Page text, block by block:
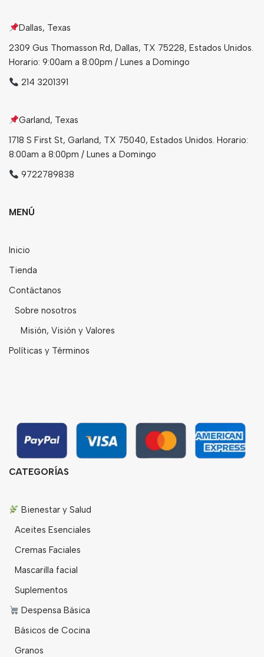
Dallas, Texas
2309 Gus Thomasson Rd, Dallas, TX 75228, Estados Unidos.
Horario: 9:00am a 8:00pm / Lunes a Domingo
214 3201391
Garland, Texas
1718 S First St, Garland, TX 75040, Estados Unidos. Horario:
8:00am a 8:00pm / Lunes a Domingo
9722789838
MENÚ
Inicio
Tienda
Contáctanos
Sobre nosotros
Misión, Visión y Valores
Políticas y Términos
CATEGORÍAS
Bienestar y Salud
Aceites Esenciales
Cremas Faciales
Mascarilla facial
Suplementos
Despensa Básica
Básicos de Cocina
Granos